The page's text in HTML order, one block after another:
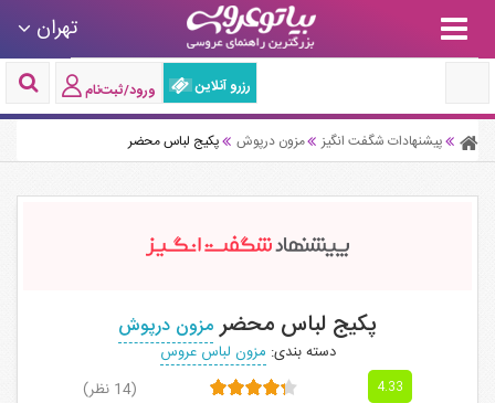
تهران
رزرو آنلاین ورود/ثبت‌نام
پیشنهادات شگفت انگیز مزون درپوش پکیج لباس محضر
پکیج لباس محضر مزون درپوش
دسته بندی: مزون لباس عروس
4.33 (14 نظر)